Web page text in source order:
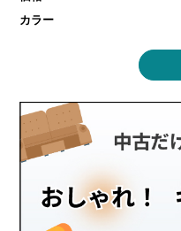
カラー